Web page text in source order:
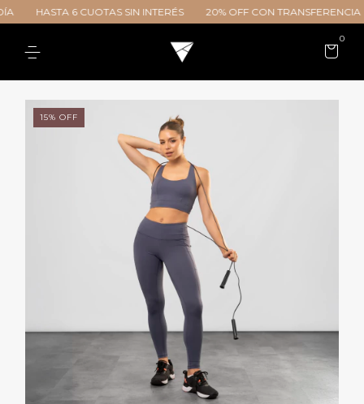
HASTA 6 CUOTAS SIN INTERÉS 20% OFF CON TRANSFERENCIA
0
15% OFF